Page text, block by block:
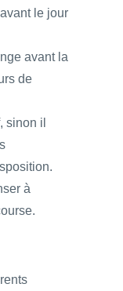
le jour
avant la
de
sinon il
à